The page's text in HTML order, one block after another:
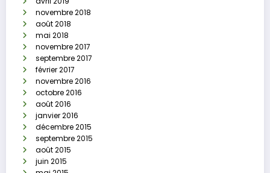
novembre 2018
août 2018
mai 2018
novembre 2017
septembre 2017
février 2017
novembre 2016
octobre 2016
août 2016
janvier 2016
décembre 2015
septembre 2015
août 2015
juin 2015